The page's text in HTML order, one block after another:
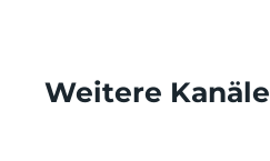
Weitere Kanäle